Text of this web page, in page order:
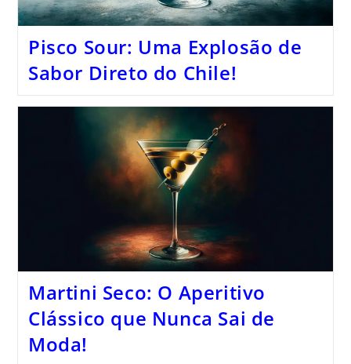
Pisco Sour: Uma Explosão de
Sabor Direto do Chile!
Martini Seco: O Aperitivo
Clássico que Nunca Sai de
Moda!